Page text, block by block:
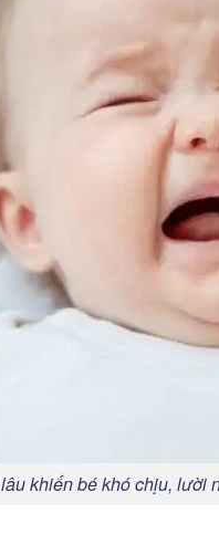
khiến bé khó chịu, lười